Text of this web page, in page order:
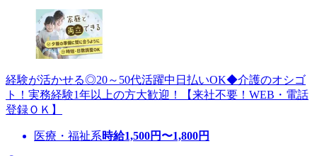
経験が活かせる◎20～50代活躍中日払いOK◆介護のオシゴ
ト！実務経験1年以上の方大歓迎！【来社不要！WEB・電話
登録ＯＫ】
医療・福祉系時給1,500円〜1,800円